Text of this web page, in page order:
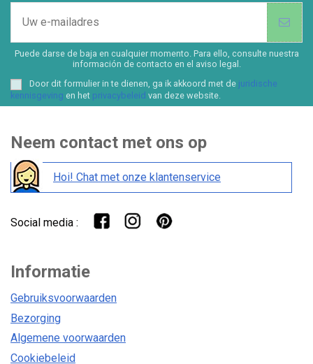
Puede darse de baja en cualquier momento. Para ello, consulte nuestra
información de contacto en el aviso legal.
Door dit formulier in te dienen, ga ik akkoord met de juridische
kennisgeving en het privacybeleid van deze website.
Neem contact met ons op
Hoi! Chat met onze klantenservice
Social media :
Informatie
Gebruiksvoorwaarden
Bezorging
Algemene voorwaarden
Cookiebeleid